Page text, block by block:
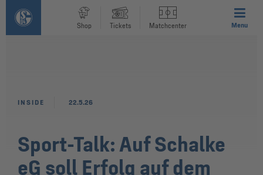
Shop Tickets Matchcenter Menu
Sport-Talk: Auf Schalke
eG soll Erfolg auf dem
INSIDE 22.5.26